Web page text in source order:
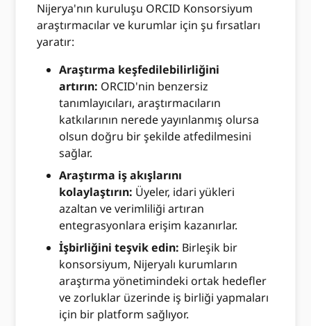
Nijerya'nın kuruluşu ORCID Konsorsiyum
araştırmacılar ve kurumlar için şu fırsatları
yaratır:
Araştırma keşfedilebilirliğini
artırın: ORCID'nin benzersiz
tanımlayıcıları, araştırmacıların
katkılarının nerede yayınlanmış olursa
olsun doğru bir şekilde atfedilmesini
sağlar.
Araştırma iş akışlarını
kolaylaştırın: Üyeler, idari yükleri
azaltan ve verimliliği artıran
entegrasyonlara erişim kazanırlar.
İşbirliğini teşvik edin: Birleşik bir
konsorsiyum, Nijeryalı kurumların
araştırma yönetimindeki ortak hedefler
ve zorluklar üzerinde iş birliği yapmaları
için bir platform sağlıyor.